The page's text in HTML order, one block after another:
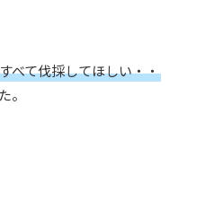
べて伐採してほしい・・
。